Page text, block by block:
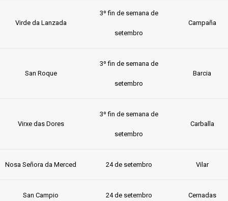
Virde da Lanzada
3º fin de semana de
setembro
Campaña
San Roque
3º fin de semana de
setembro
Barcia
Virxe das Dores
3º fin de semana de
setembro
Carballa
Nosa Señora da Merced 24 de setembro Vilar
San Campio 24 de setembro Cernadas